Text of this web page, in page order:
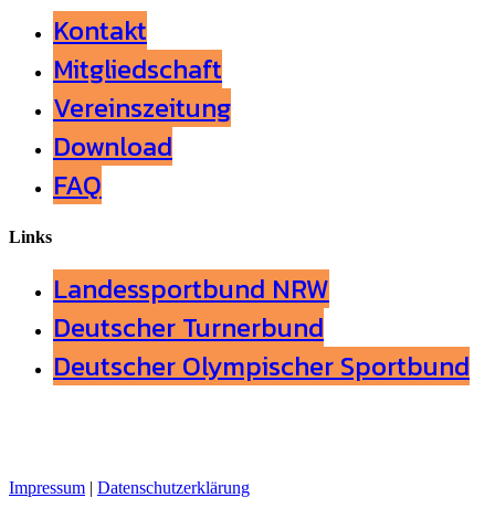
Kontakt
Mitgliedschaft
Vereinszeitung
Download
FAQ
Links
Landessportbund NRW
Deutscher Turnerbund
Deutscher Olympischer Sportbund
Impressum | Datenschutzerklärung